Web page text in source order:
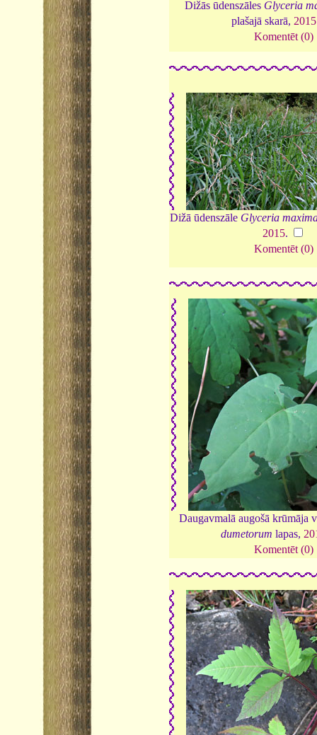
Dižās ūdenszāles Glyceria
plašajā skarā, 2015
Komentēt (0)
Dižā ūdenszāle Glyceria
2015.
Komentēt (0)
Daugavmalā augošā krūmāja
dumetorum lapas,
Komentēt (0)